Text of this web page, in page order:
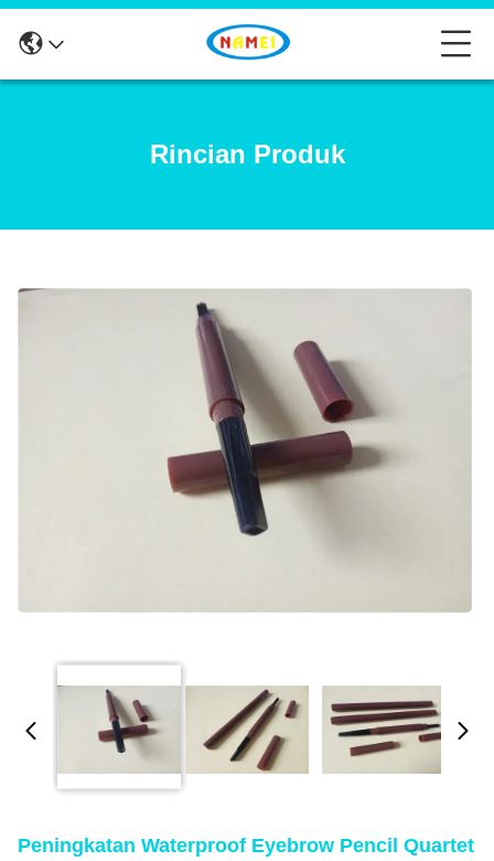
Rincian Produk
Peningkatan Waterproof Eyebrow Pencil Quartet